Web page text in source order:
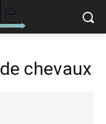
chevaux